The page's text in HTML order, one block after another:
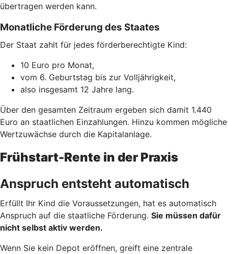
übertragen werden kann.
Monatliche Förderung des Staates
Der Staat zahlt für jedes förderberechtigte Kind:
10 Euro pro Monat,
vom 6. Geburtstag bis zur Volljährigkeit,
also insgesamt 12 Jahre lang.
Über den gesamten Zeitraum ergeben sich damit 1.440
Euro an staatlichen Einzahlungen. Hinzu kommen mögliche
Wertzuwächse durch die Kapitalanlage.
Frühstart-Rente in der Praxis
Anspruch entsteht automatisch
Erfüllt Ihr Kind die Voraussetzungen, hat es automatisch
Anspruch auf die staatliche Förderung. Sie müssen dafür
nicht selbst aktiv werden.
Wenn Sie kein Depot eröffnen, greift eine zentrale